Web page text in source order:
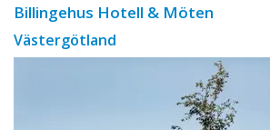
Billingehus Hotell & Möten
Västergötland